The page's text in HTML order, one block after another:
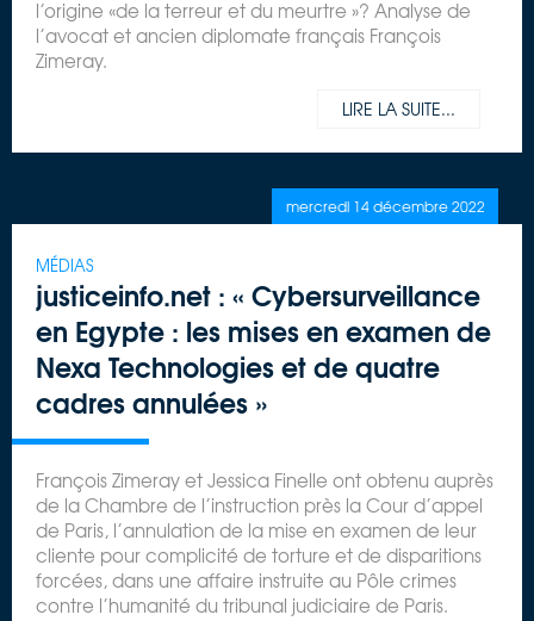
l’origine «de la terreur et du meurtre »? Analyse de
l’avocat et ancien diplomate français François
Zimeray.
LIRE LA SUITE...
mercredi 14 décembre 2022
MÉDIAS
justiceinfo.net : « Cybersurveillance
en Egypte : les mises en examen de
Nexa Technologies et de quatre
cadres annulées »
François Zimeray et Jessica Finelle ont obtenu auprès
de la Chambre de l’instruction près la Cour d’appel
de Paris, l’annulation de la mise en examen de leur
cliente pour complicité de torture et de disparitions
forcées, dans une affaire instruite au Pôle crimes
contre l’humanité du tribunal judiciaire de Paris.